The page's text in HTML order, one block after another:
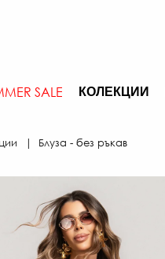
SALE КОЛЕКЦИИ
Блуза - без ръкав